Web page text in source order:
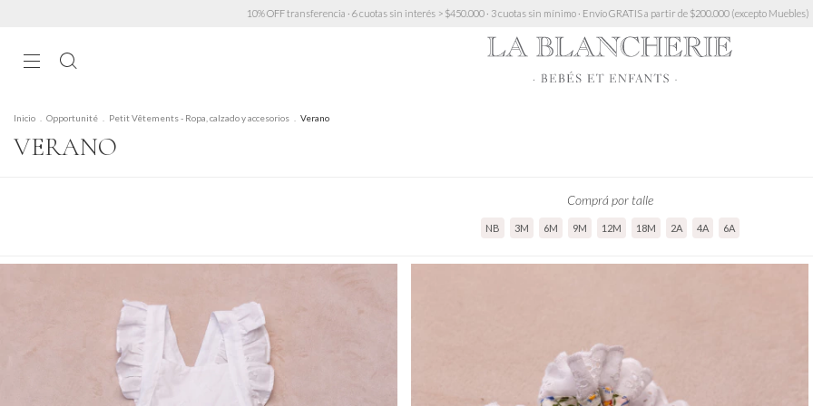
· 6 cuotas sin interés > $450.000 · 3 cuotas sin mínimo · Envío GRATIS a partir de $200.000 (excepto Muebles) 10% OFF transferencia · 6 cuotas sin interés > $450.000 · 3
Inicio Opportunité Petit Vêtements - Ropa, calzado y accesorios Verano
VERANO
Comprá por talle
NB 3M 6M 9M 12M 18M 2A 4A 6A